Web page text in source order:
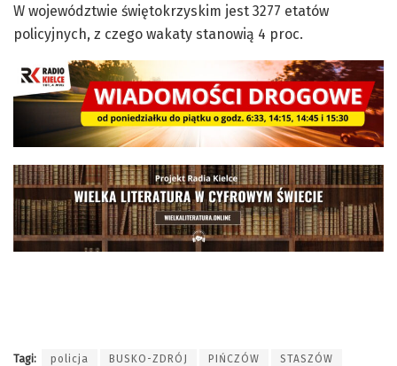
W województwie świętokrzyskim jest 3277 etatów
policyjnych, z czego wakaty stanowią 4 proc.
Tagi: policja BUSKO-ZDRÓJ PIŃCZÓW STASZÓW